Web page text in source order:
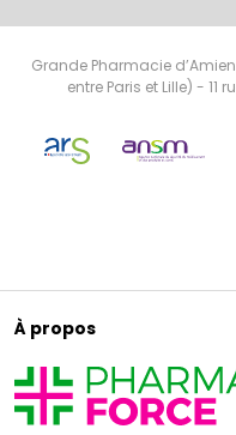
Grande Pharmacie
entre Paris et Lille) -
À propos